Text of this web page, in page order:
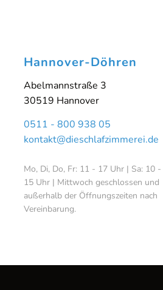
Hannover-Döhren
Abelmannstraße 3
30519 Hannover
0511 - 800 938 05
kontakt@dieschlafzimmerei.de
Mo, Di, Do, Fr: 11 - 17 Uhr | Sa: 10 -
15 Uhr | Mittwoch geschlossen und
außerhalb der Öffnungszeiten nach
Vereinbarung.